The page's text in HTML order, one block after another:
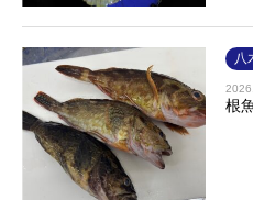
八
根